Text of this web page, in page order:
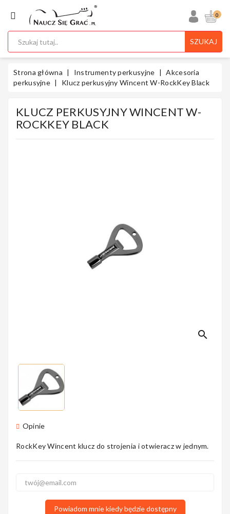
KATEGORIA
Ukulele
Gitary
Smyczkowe
Instrumenty
Dla Dzieci
Nagłośnienie
0
SZUKAJ
Strona główna Instrumenty perkusyjne
Akcesoria
perkusyjne
Klucz perkusyjny Wincent W-RockKey Black
KLUCZ PERKUSYJNY WINCENT W-
ROCKKEY BLACK
search
Opinie
RockKey Wincent klucz do strojenia i otwieracz w jednym.
Powiadom mnie kiedy będzie dostępny